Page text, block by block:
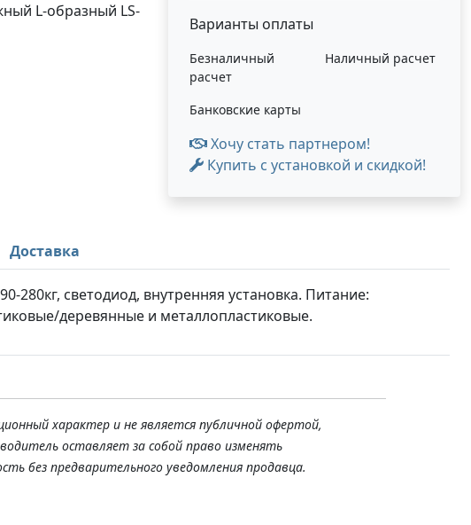
L-oбразный LS-
Варианты оплаты
Безналичный
расчет
Наличный расчет
Банковские карты
Хочу стать партнером!
Купить с установкой и скидкой!
Доставка
280кг, светодиод, внутренняя установка. Питание:
деревянные и металлопластиковые.
характер и не является публичной офертой,
оставляет за собой право изменять
без предварительного уведомления продавца.